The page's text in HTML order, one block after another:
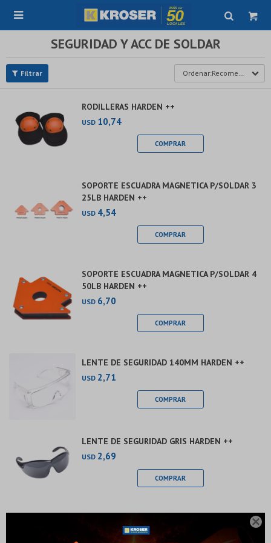


SEGURIDAD Y ACC DE SOLDAR
Recomendados
RODILLERAS HARDEN ++
USD 10,74
SOPORTE ESCUADRA MAGNETICA P/SOLDAR 3
25LB HARDEN ++
USD 4,54
SOPORTE ESCUADRA MAGNETICA P/SOLDAR 4
50LB HARDEN ++
USD 6,70
LENTE DE SEGURIDAD 140MM HARDEN ++
USD 2,71
LENTE DE SEGURIDAD GRIS HARDEN ++
USD 2,69
2,90
cuotas * ¡Solo con tu cédula!